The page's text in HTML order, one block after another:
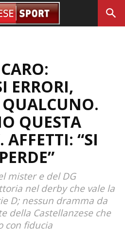
ERRORI,
QUESTA
AFFETTI: “SI
mister e del DG
nel derby che vale la
D; nessun dramma da
della Castellanzese che
con fiducia